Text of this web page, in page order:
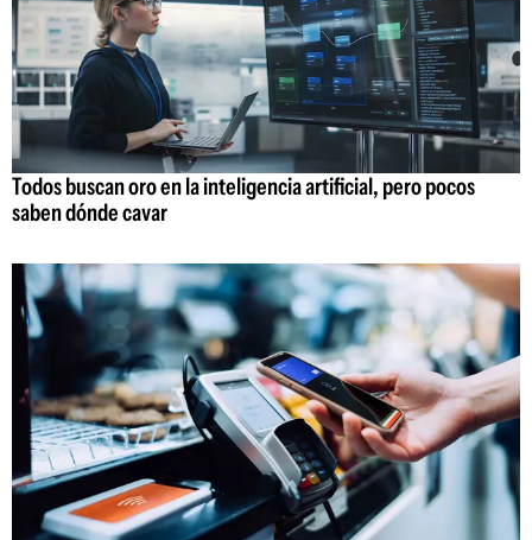
Todos buscan oro en la inteligencia artificial, pero pocos
saben dónde cavar